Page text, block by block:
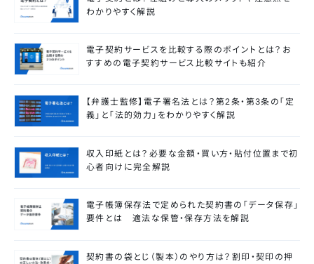
わかりやすく解説
電子契約サービスを比較する際のポイントとは？お
すすめの電子契約サービス比較サイトも紹介
【弁護士監修】電子署名法とは？第2条・第3条の「定
義」と「法的効力」をわかりやすく解説
収入印紙とは？必要な金額・買い方・貼付位置まで初
心者向けに完全解説
電子帳簿保存法で定められた契約書の「データ保存」
要件とは 適法な保管・保存方法を解説
契約書の袋とじ（製本）のやり方は？割印・契印の押